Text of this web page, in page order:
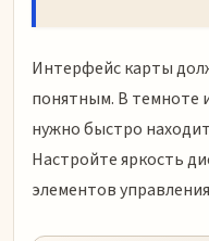
Интерфейс карты
понятным. В темноте
нужно быстро
Настройте яркость
элементов